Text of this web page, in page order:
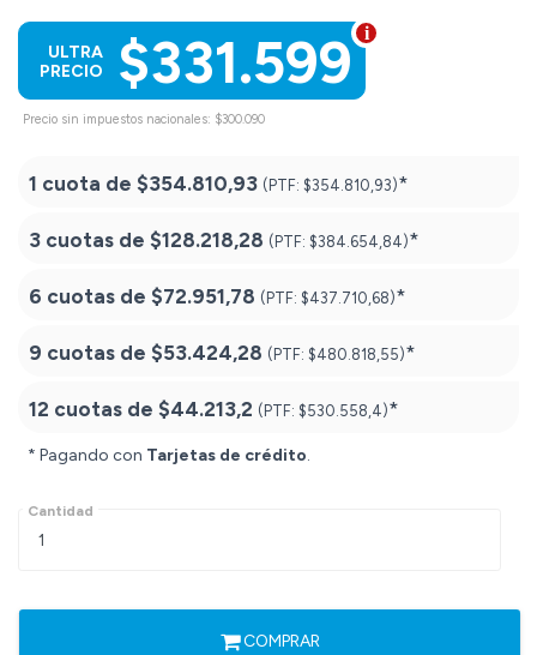
$331.599
ULTRA
PRECIO
Precio sin impuestos nacionales: $300.090
1 cuota de $354.810,93 (PTF: $354.810,93)*
3 cuotas de $128.218,28 (PTF: $384.654,84)*
6 cuotas de $72.951,78 (PTF: $437.710,68)*
9 cuotas de $53.424,28 (PTF: $480.818,55)*
12 cuotas de $44.213,2 (PTF: $530.558,4)*
* Pagando con Tarjetas de crédito.
Cantidad
COMPRAR